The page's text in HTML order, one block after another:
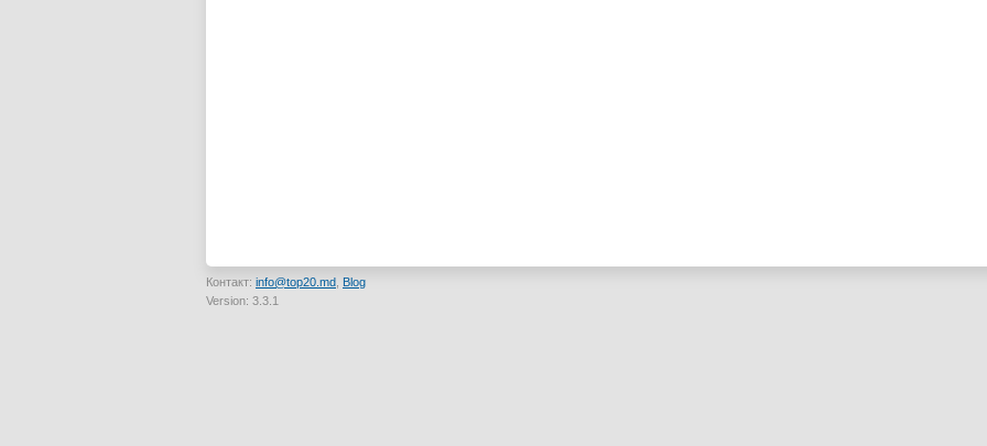
Контакт: info@top20.md Blog
Version: 3.3.1